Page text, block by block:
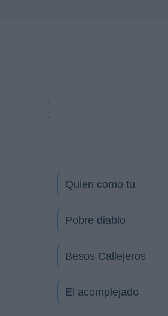
Quien como tu
Pobre diablo
Besos Callejeros
El acomplejado